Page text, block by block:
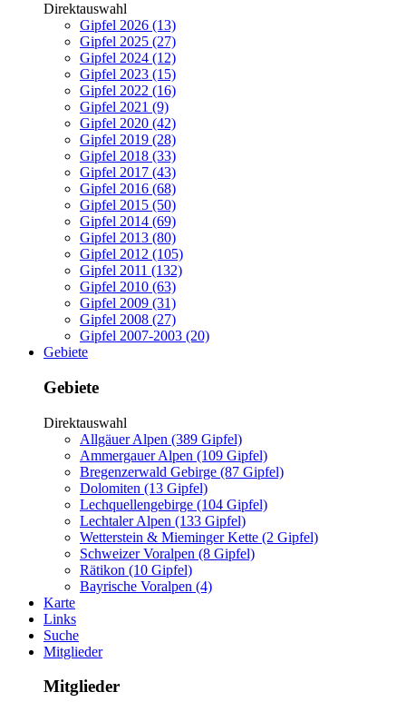
Direktauswahl
Gipfel 2026 (13)
Gipfel 2025 (27)
Gipfel 2024 (12)
Gipfel 2023 (15)
Gipfel 2022 (16)
Gipfel 2021 (9)
Gipfel 2020 (42)
Gipfel 2019 (28)
Gipfel 2018 (33)
Gipfel 2017 (43)
Gipfel 2016 (68)
Gipfel 2015 (50)
Gipfel 2014 (69)
Gipfel 2013 (80)
Gipfel 2012 (105)
Gipfel 2011 (132)
Gipfel 2010 (63)
Gipfel 2009 (31)
Gipfel 2008 (27)
Gipfel 2007-2003 (20)
Gebiete
Gebiete
Direktauswahl
Allgäuer Alpen (389 Gipfel)
Ammergauer Alpen (109 Gipfel)
Bregenzerwald Gebirge (87 Gipfel)
Dolomiten (13 Gipfel)
Lechquellengebirge (104 Gipfel)
Lechtaler Alpen (133 Gipfel)
Wetterstein & Mieminger Kette (2 Gipfel)
Schweizer Voralpen (8 Gipfel)
Rätikon (10 Gipfel)
Bayrische Voralpen (4)
Karte
Links
Suche
Mitglieder
Mitglieder